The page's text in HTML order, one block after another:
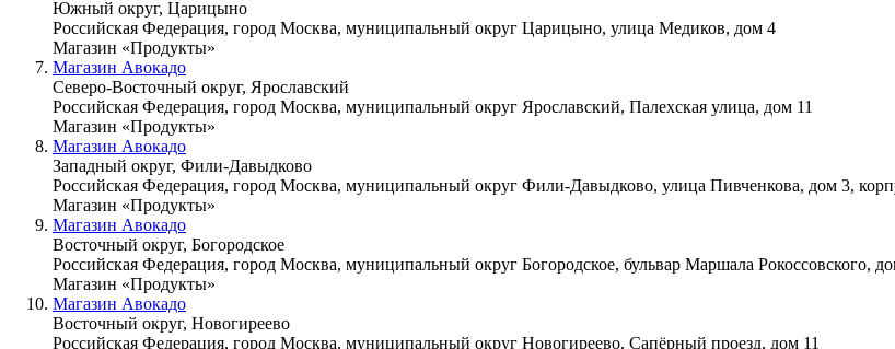
Южный округ, Царицыно
Российская Федерация, город Москва, муниципальный округ Царицыно, улица Медиков, дом 4
Магазин «Продукты»
Магазин Авокадо
Северо-Восточный округ, Ярославский
Российская Федерация, город Москва, муниципальный округ Ярославский, Палехская улица, дом 11
Магазин «Продукты»
Магазин Авокадо
Западный округ, Фили-Давыдково
Российская Федерация, город Москва, муниципальный округ Фили-Давыдково, улица Пивченкова, дом 3,
Магазин «Продукты»
Магазин Авокадо
Восточный округ, Богородское
Российская Федерация, город Москва, муниципальный округ Богородское, бульвар Маршала Рокоссовского,
Магазин «Продукты»
Магазин Авокадо
Восточный округ, Новогиреево
Российская Федерация, город Москва, муниципальный округ Новогиреево, Сапёрный проезд, дом 11